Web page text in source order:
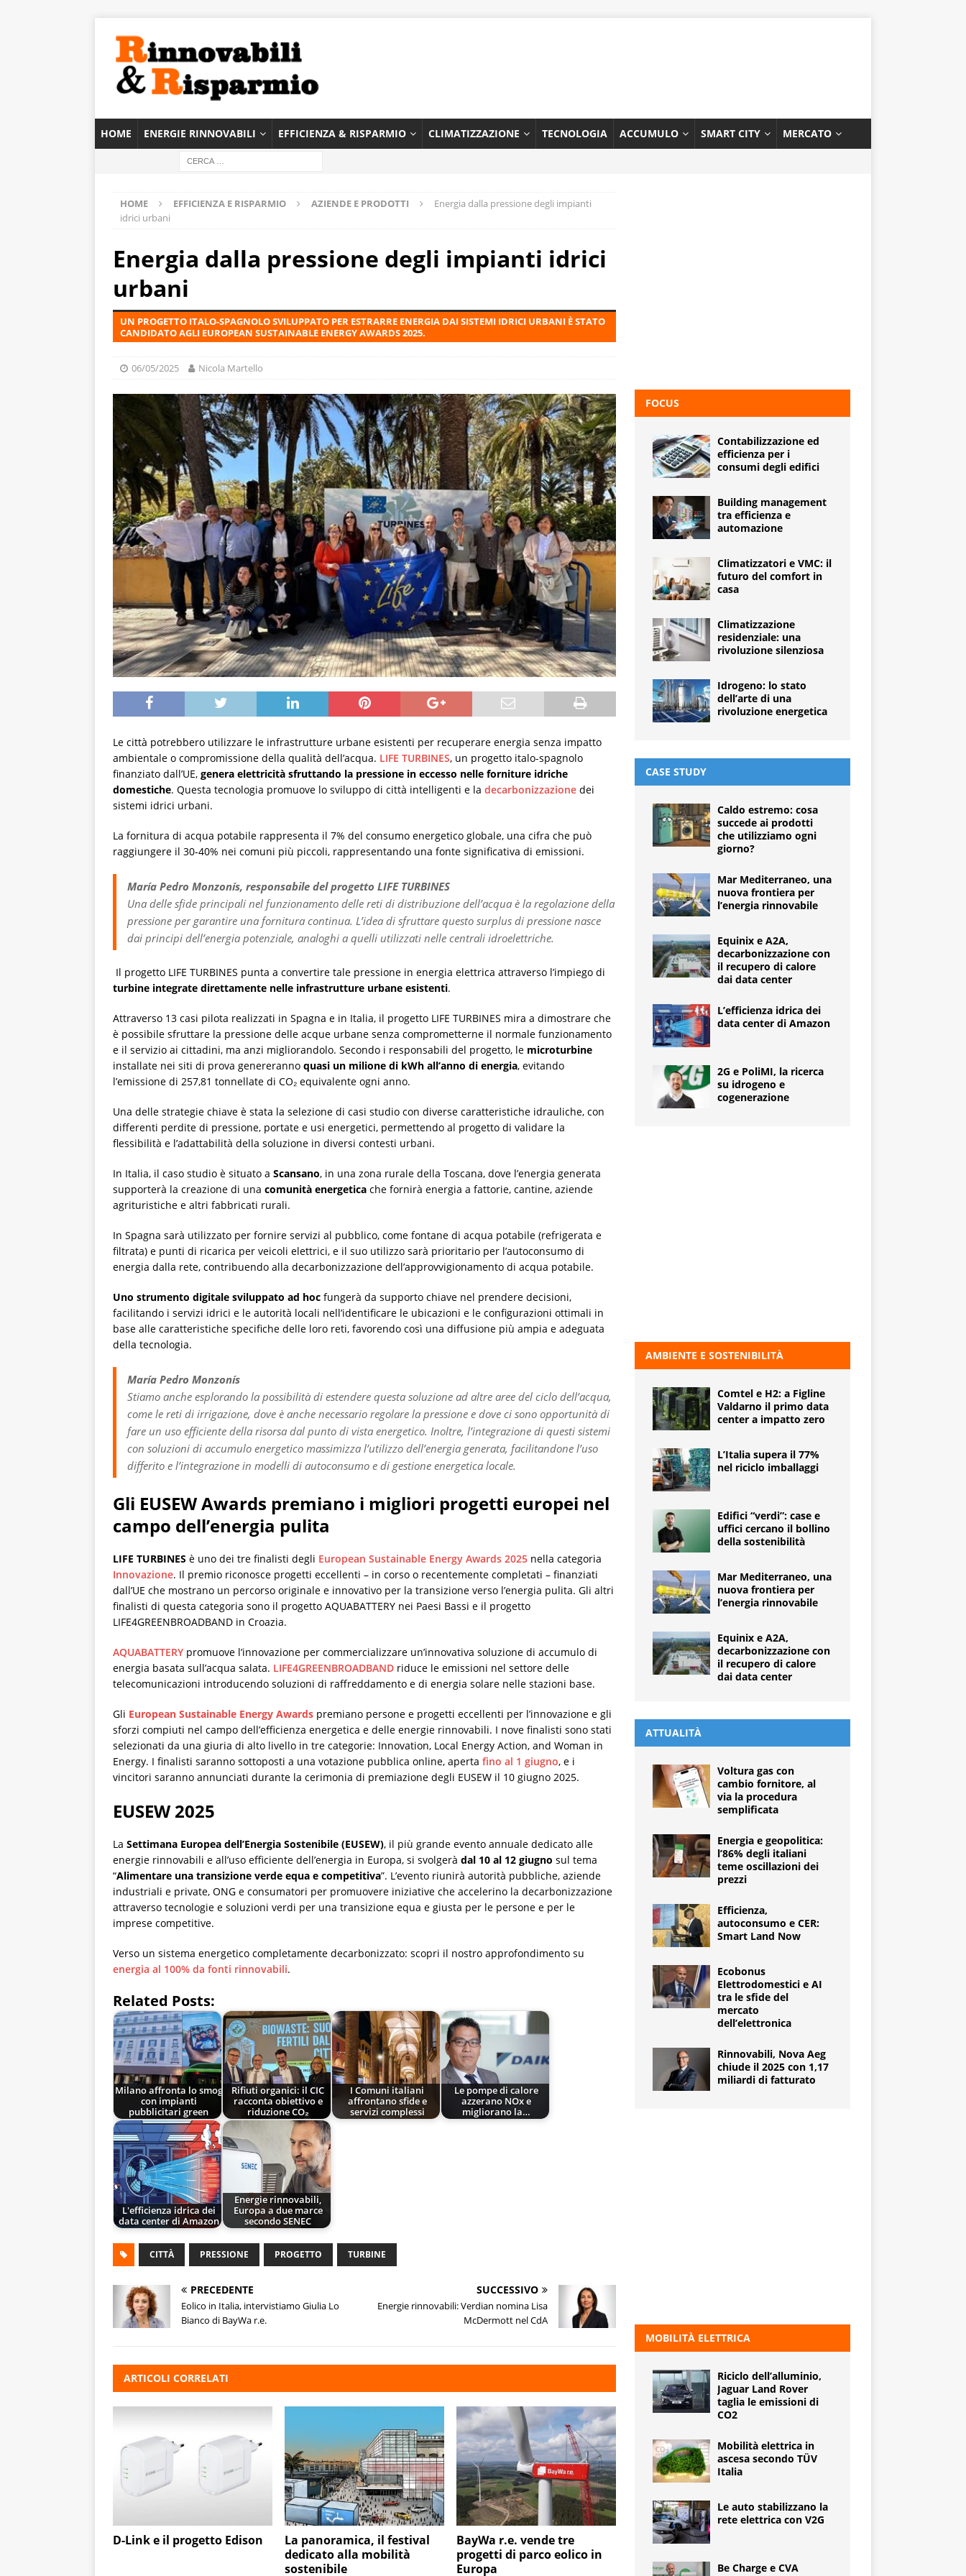
HOME ENERGIE RINNOVABILI EFFICIENZA & RISPARMIO CLIMATIZZAZIONE TECNOLOGIA ACCUMULO SMART CITY MERCATO
HOME EFFICIENZA E RISPARMIO AZIENDE E PRODOTTI
Energia dalla pressione degli impianti
idrici urbani
Energia dalla pressione degli impianti idrici
urbani
UN PROGETTO ITALO-SPAGNOLO SVILUPPATO PER ESTRARRE ENERGIA DAI SISTEMI IDRICI URBANI È STATO
CANDIDATO AGLI EUROPEAN SUSTAINABLE ENERGY AWARDS 2025.
06/05/2025 Nicola Martello
Le città potrebbero utilizzare le infrastrutture urbane esistenti per recuperare energia senza impatto
ambientale o compromissione della qualità dell’acqua. LIFE TURBINES, un progetto italo-spagnolo
finanziato dall’UE, genera elettricità sfruttando la pressione in eccesso nelle forniture idriche
domestiche. Questa tecnologia promuove lo sviluppo di città intelligenti e la decarbonizzazione dei
sistemi idrici urbani.
La fornitura di acqua potabile rappresenta il 7% del consumo energetico globale, una cifra che può
raggiungere il 30-40% nei comuni più piccoli, rappresentando una fonte significativa di emissioni.
María Pedro Monzonís, responsabile del progetto LIFE TURBINES
Una delle sfide principali nel funzionamento delle reti di distribuzione dell’acqua è la regolazione della
pressione per garantire una fornitura continua. L’idea di sfruttare questo surplus di pressione nasce
dai principi dell’energia potenziale, analoghi a quelli utilizzati nelle centrali idroelettriche.
Il progetto LIFE TURBINES punta a convertire tale pressione in energia elettrica attraverso l’impiego di
turbine integrate direttamente nelle infrastrutture urbane esistenti.
Attraverso 13 casi pilota realizzati in Spagna e in Italia, il progetto LIFE TURBINES mira a dimostrare che
è possibile sfruttare la pressione delle acque urbane senza comprometterne il normale funzionamento
e il servizio ai cittadini, ma anzi migliorandolo. Secondo i responsabili del progetto, le microturbine
installate nei siti di prova genereranno quasi un milione di kWh all’anno di energia, evitando
l’emissione di 257,81 tonnellate di CO₂ equivalente ogni anno.
Una delle strategie chiave è stata la selezione di casi studio con diverse caratteristiche idrauliche, con
differenti perdite di pressione, portate e usi energetici, permettendo al progetto di validare la
flessibilità e l’adattabilità della soluzione in diversi contesti urbani.
In Italia, il caso studio è situato a Scansano, in una zona rurale della Toscana, dove l’energia generata
supporterà la creazione di una comunità energetica che fornirà energia a fattorie, cantine, aziende
agrituristiche e altri fabbricati rurali.
In Spagna sarà utilizzato per fornire servizi al pubblico, come fontane di acqua potabile (refrigerata e
filtrata) e punti di ricarica per veicoli elettrici, e il suo utilizzo sarà prioritario per l’autoconsumo di
energia dalla rete, contribuendo alla decarbonizzazione dell’approvvigionamento di acqua potabile.
Uno strumento digitale sviluppato ad hoc fungerà da supporto chiave nel prendere decisioni,
facilitando i servizi idrici e le autorità locali nell’identificare le ubicazioni e le configurazioni ottimali in
base alle caratteristiche specifiche delle loro reti, favorendo così una diffusione più ampia e adeguata
della tecnologia.
María Pedro Monzonís
Stiamo anche esplorando la possibilità di estendere questa soluzione ad altre aree del ciclo dell’acqua,
come le reti di irrigazione, dove è anche necessario regolare la pressione e dove ci sono opportunità di
fare un uso efficiente della risorsa dal punto di vista energetico. Inoltre, l’integrazione di questi sistemi
con soluzioni di accumulo energetico massimizza l’utilizzo dell’energia generata, facilitandone l’uso
differito e l’integrazione in modelli di autoconsumo e di gestione energetica locale.
Gli EUSEW Awards premiano i migliori progetti europei nel
campo dell’energia pulita
LIFE TURBINES è uno dei tre finalisti degli European Sustainable Energy Awards 2025 nella categoria
Innovazione. Il premio riconosce progetti eccellenti – in corso o recentemente completati – finanziati
dall’UE che mostrano un percorso originale e innovativo per la transizione verso l’energia pulita. Gli altri
finalisti di questa categoria sono il progetto AQUABATTERY nei Paesi Bassi e il progetto
LIFE4GREENBROADBAND in Croazia.
AQUABATTERY promuove l’innovazione per commercializzare un’innovativa soluzione di accumulo di
energia basata sull’acqua salata. LIFE4GREENBROADBAND riduce le emissioni nel settore delle
telecomunicazioni introducendo soluzioni di raffreddamento e di energia solare nelle stazioni base.
Gli European Sustainable Energy Awards premiano persone e progetti eccellenti per l’innovazione e gli
sforzi compiuti nel campo dell’efficienza energetica e delle energie rinnovabili. I nove finalisti sono stati
selezionati da una giuria di alto livello in tre categorie: Innovation, Local Energy Action, and Woman in
Energy. I finalisti saranno sottoposti a una votazione pubblica online, aperta fino al 1 giugno, e i
vincitori saranno annunciati durante la cerimonia di premiazione degli EUSEW il 10 giugno 2025.
EUSEW 2025
La Settimana Europea dell’Energia Sostenibile (EUSEW), il più grande evento annuale dedicato alle
energie rinnovabili e all’uso efficiente dell’energia in Europa, si svolgerà dal 10 al 12 giugno sul tema
“Alimentare una transizione verde equa e competitiva”. L’evento riunirà autorità pubbliche, aziende
industriali e private, ONG e consumatori per promuovere iniziative che accelerino la decarbonizzazione
attraverso tecnologie e soluzioni verdi per una transizione equa e giusta per le persone e per le
imprese competitive.
Verso un sistema energetico completamente decarbonizzato: scopri il nostro approfondimento su
energia al 100% da fonti rinnovabili.
Related Posts:
Milano affronta lo smog
con impianti
pubblicitari green
Rifiuti organici: il CIC
racconta obiettivo e
riduzione CO₂
I Comuni italiani
affrontano sfide e
servizi complessi
Le pompe di calore
azzerano NOx e
migliorano la…
L'efficienza idrica dei
data center di Amazon
Energie rinnovabili,
Europa a due marce
secondo SENEC
CITTÀ PRESSIONE PROGETTO TURBINE
PRECEDENTE
Eolico in Italia, intervistiamo Giulia Lo
Bianco di BayWa r.e.
SUCCESSIVO
Energie rinnovabili: Verdian nomina Lisa
McDermott nel CdA
ARTICOLI CORRELATI
D-Link e il progetto Edison
La panoramica, il festival
dedicato alla mobilità
sostenibile
BayWa r.e. vende tre
progetti di parco eolico in
Europa
FOCUS
Contabilizzazione ed
efficienza per i
consumi degli edifici
Building management
tra efficienza e
automazione
Climatizzatori e VMC: il
futuro del comfort in
casa
Climatizzazione
residenziale: una
rivoluzione silenziosa
Idrogeno: lo stato
dell’arte di una
rivoluzione energetica
CASE STUDY
Caldo estremo: cosa
succede ai prodotti
che utilizziamo ogni
giorno?
Mar Mediterraneo, una
nuova frontiera per
l’energia rinnovabile
Equinix e A2A,
decarbonizzazione con
il recupero di calore
dai data center
L’efficienza idrica dei
data center di Amazon
2G e PoliMI, la ricerca
su idrogeno e
cogenerazione
AMBIENTE E SOSTENIBILITÀ
Comtel e H2: a Figline
Valdarno il primo data
center a impatto zero
L’Italia supera il 77%
nel riciclo imballaggi
Edifici “verdi”: case e
uffici cercano il bollino
della sostenibilità
Mar Mediterraneo, una
nuova frontiera per
l’energia rinnovabile
Equinix e A2A,
decarbonizzazione con
il recupero di calore
dai data center
ATTUALITÀ
Voltura gas con
cambio fornitore, al
via la procedura
semplificata
Energia e geopolitica:
l’86% degli italiani
teme oscillazioni dei
prezzi
Efficienza,
autoconsumo e CER:
Smart Land Now
Ecobonus
Elettrodomestici e AI
tra le sfide del
mercato
dell’elettronica
Rinnovabili, Nova Aeg
chiude il 2025 con 1,17
miliardi di fatturato
MOBILITÀ ELETTRICA
Riciclo dell’alluminio,
Jaguar Land Rover
taglia le emissioni di
CO2
Mobilità elettrica in
ascesa secondo TÜV
Italia
Le auto stabilizzano la
rete elettrica con V2G
Be Charge e CVA